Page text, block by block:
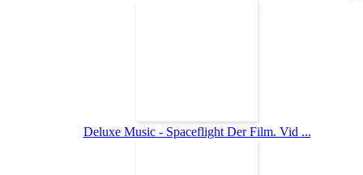
Deluxe Music - Spaceflight Der Film. Vid ...